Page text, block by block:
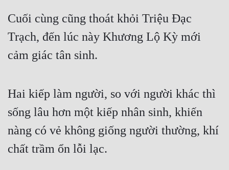
Cuối cùng cũng thoát khỏi Triệu Đạc
Trạch, đến lúc này Khương Lộ Kỳ mới
cảm giác tân sinh.
Hai kiếp làm người, so với người khác thì
sống lâu hơn một kiếp nhân sinh, khiến
nàng có vẻ không giống người thường, khí
chất trầm ổn lỗi lạc.